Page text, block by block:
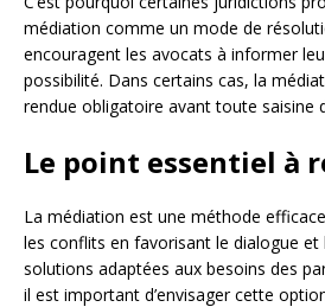
médiation comme un mode de
encouragent les avocats à informer
possibilité. Dans certains cas, la
rendue obligatoire avant toute saisine
Le point essentiel à
La médiation est une méthode
les conflits en favorisant le dialogue et
solutions adaptées aux besoins des
il est important d’envisager cette